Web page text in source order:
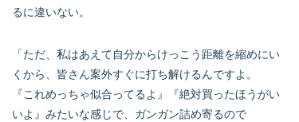
るに違いない。
「ただ、私はあえて自分からけっこう距離を縮めにい
くから、皆さん案外すぐに打ち解けるんですよ。
『これめっちゃ似合ってるよ』『絶対買ったほうがい
いよ』みたいな感じで、ガンガン詰め寄るので